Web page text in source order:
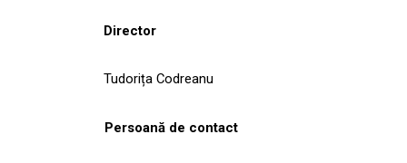
Director
Tudorița Codreanu
Persoană de contact